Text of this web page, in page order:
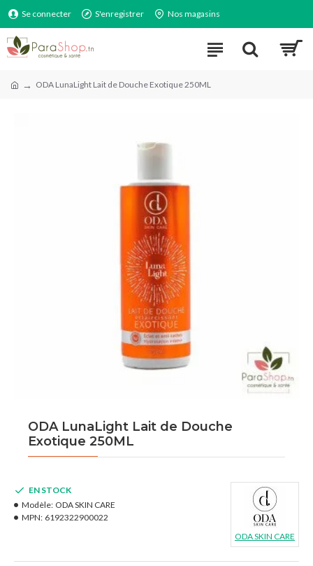
Se connecter S'enregistrer Nos magasins
ODA LunaLight Lait de Douche Exotique 250ML
ODA LunaLight Lait de Douche
Exotique 250ML
EN STOCK
Modèle: ODA SKIN CARE
MPN: 6192322900022
ODA SKIN CARE